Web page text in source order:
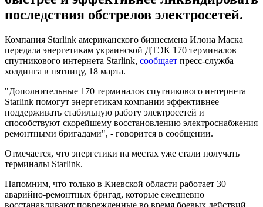
последствия обстрелов электросетей.
Компания Starlink американского бизнесмена Илона Маска
передала энергетикам украинской ДТЭК 170 терминалов
спутникового интернета Starlink, сообщает пресс-служба
холдинга в пятницу, 18 марта.
"Дополнительные 170 терминалов спутникового интернета
Starlink помогут энергетикам компании эффективнее
поддерживать стабильную работу электросетей и
способствуют скорейшему восстановлению электроснабжения
ремонтными бригадами", - говорится в сообщении.
Отмечается, что энергетики на местах уже стали получать
терминалы Starlink.
Напомним, что только в Киевской области работает 30
аварийно-ремонтных бригад, которые ежедневно
восстанавливают поврежденные во время боевых действий